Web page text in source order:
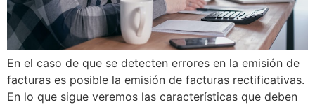
En el caso de que se detecten errores en la emisión de
facturas es posible la emisión de facturas rectificativas.
En lo que sigue veremos las características que deben